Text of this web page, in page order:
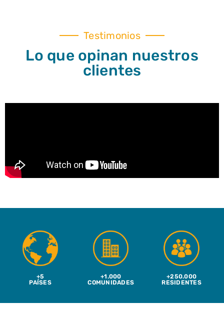
Testimonios
Lo que opinan nuestros
clientes
+5
PAÍSES
+1.000
COMUNIDADES
+250.000
RESIDENTES